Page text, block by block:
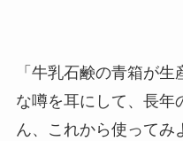
「牛乳石鹸の青箱が
な噂を耳にして、長年
ん、これから使ってみ